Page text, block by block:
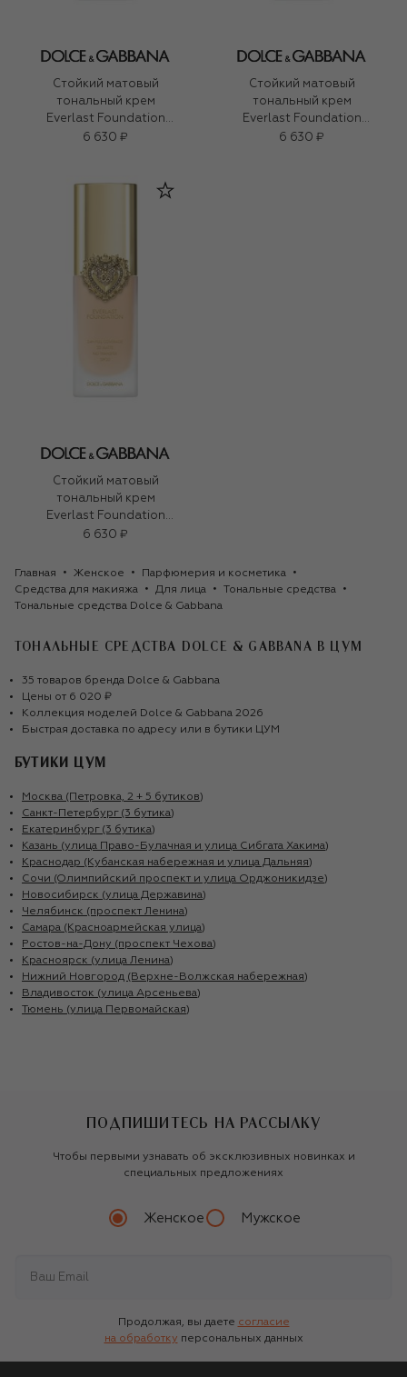
Стойкий матовый
тональный крем
Everlast Foundation
SPF20 PA+++, оттенок
6 630 ₽
Стойкий матовый
тональный крем
Everlast Foundation
SPF20 PA+++, оттенок
6 630 ₽
Стойкий матовый
тональный крем
Everlast Foundation
SPF20 PA+++, оттенок
6 630 ₽
Главная Женское
Парфюмерия и косметика
Средства для макияжа
Для лица
Тональные средства
Тональные средства Dolce & Gabbana
ТОНАЛЬНЫЕ СРЕДСТВА DOLCE & GABBANA В ЦУМ
35 товаров бренда Dolce & Gabbana
Цены от 6 020 ₽
Коллекция моделей Dolce & Gabbana 2026
Быстрая доставка по адресу или в бутики ЦУМ
БУТИКИ ЦУМ
Москва (Петровка, 2 + 5 бутиков)
Санкт-Петербург (3 бутика)
Екатеринбург (3 бутика)
Казань (улица Право-Булачная и улица Сибгата Хакима)
Краснодар (Кубанская набережная и улица Дальняя)
Сочи (Олимпийский проспект и улица Орджоникидзе)
Новосибирск (улица Державина)
Челябинск (проспект Ленина)
Самара (Красноармейская улица)
Ростов-на-Дону (проспект Чехова)
Красноярск (улица Ленина)
Нижний Новгород (Верхне-Волжская набережная)
Владивосток (улица Арсеньева)
Тюмень (улица Первомайская)
ПОДПИШИТЕСЬ НА РАССЫЛКУ
Чтобы первыми узнавать об эксклюзивных новинках и
специальных предложениях
Женское Мужское
Продолжая, вы даете согласие
на обработку персональных данных